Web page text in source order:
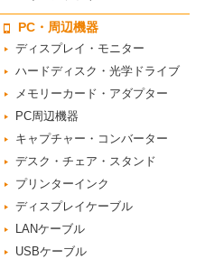
PC・周辺機器
ディスプレイ・モニター
ハードディスク・光学ドライブ
メモリーカード・アダプター
PC周辺機器
キャプチャー・コンバーター
デスク・チェア・スタンド
プリンターインク
ディスプレイケーブル
LANケーブル
USBケーブル